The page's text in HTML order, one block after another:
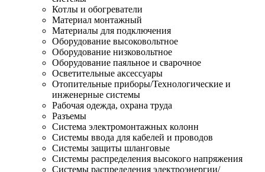
Котлы и обогреватели
Материал монтажный
Материалы для подключения
Оборудование высоковольтное
Оборудование низковольтное
Оборудование паяльное и сварочное
Осветительные аксессуары
Отопительные приборы/Технологические и
инженерные системы
Рабочая одежда, охрана труда
Разъемы
Система электромонтажных колонн
Системы ввода для кабелей и проводов
Системы защиты шланговые
Системы распределения высокого напряжения
Системы распределения электроэнергии/